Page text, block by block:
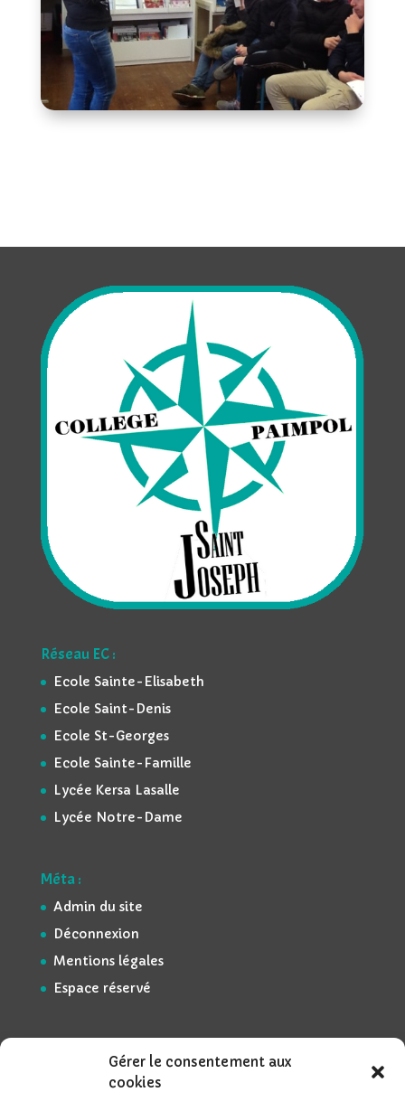
Gérer le consentement aux
cookies
Réseau EC :
Ecole Sainte-Elisabeth
Ecole Saint-Denis
Ecole St-Georges
Ecole Sainte-Famille
Lycée Kersa Lasalle
Lycée Notre-Dame
Méta :
Admin du site
Déconnexion
Mentions légales
Espace réservé